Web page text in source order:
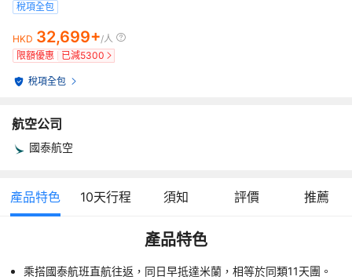
稅項全包
HKD 32,699+/人
限額優惠
已減5300
稅項全包
航空公司
國泰航空
產品特色 10天行程 須知 評價 推薦
產品特色
乘搭國泰航班直航往返，同日早抵達米蘭，相等於同類11天團。